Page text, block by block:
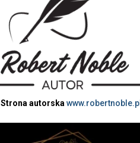
Strona autorska www.robertnoble.pl